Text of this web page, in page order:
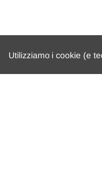
Utilizziamo i cookie (e